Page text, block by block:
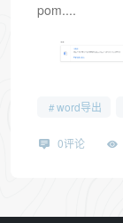
pom....
word导出
0评论